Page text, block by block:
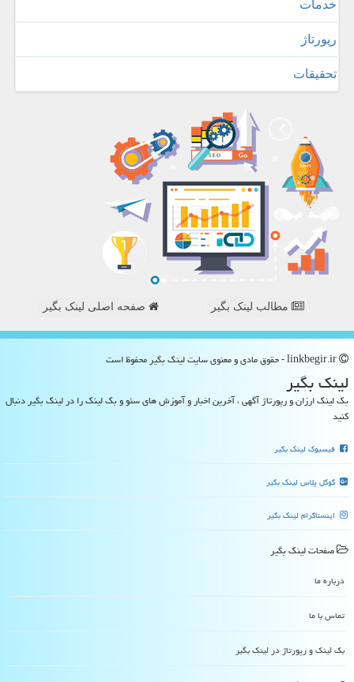
خدمات
رپورتاژ
تحقیقات
مطالب لینک بگیر صفحه اصلی لینک بگیر
لینك بگیر
بک لینک ارزان و رپورتاژ آگهی ، آخرین اخبار و آموزش های سئو و بک لینک را در لینک بگیر دنبال
کنید
فیسبوک لینک بگیر
گوگل پلاس لینک بگیر
اینستاگرام لینک بگیر
صفحات لینك بگیر
درباره ما
تماس با ما
بک لینک و رپورتاژ در لینك بگیر